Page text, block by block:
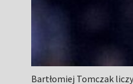
Bartłomiej Tomczak